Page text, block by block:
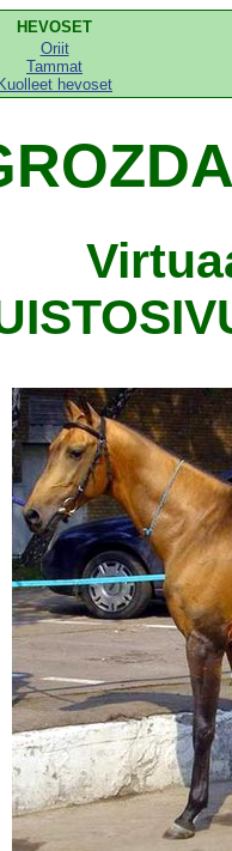
HEVOSET
Oriit
Tammat
Kuolleet hevoset